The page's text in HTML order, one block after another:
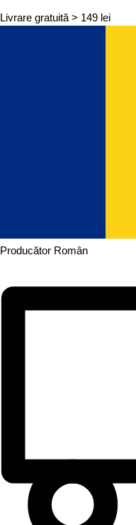
Livrare gratuită > 149 lei
Producător Român